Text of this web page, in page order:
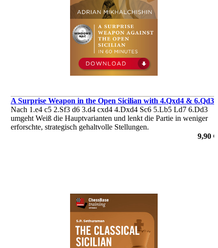
A Surprise Weapon in the Open Sicilian with 4.Qxd4 & 6.Qd3
Nach 1.e4 c5 2.Sf3 d6 3.d4 cxd4 4.Dxd4 Sc6 5.Lb5 Ld7 6.Dd3
umgeht Weiß die Hauptvarianten und lenkt die Partie in weniger
erforschte, strategisch gehaltvolle Stellungen.
9,90 €